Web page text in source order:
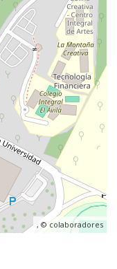
, © colaboradores